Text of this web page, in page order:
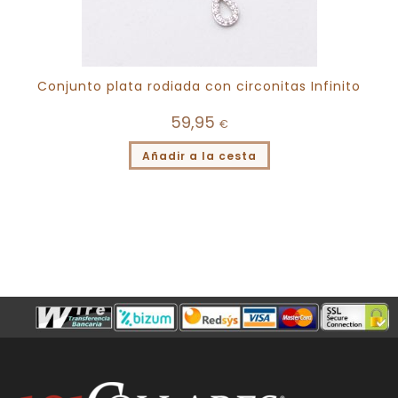
Conjunto plata rodiada con circonitas Infinito
59,95 €
Añadir a la cesta